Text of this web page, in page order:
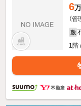
6
（
敷
1階